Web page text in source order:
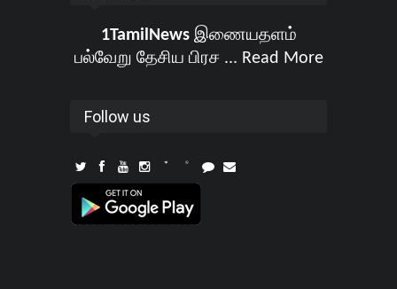
1TamilNewsஇணையதளம்
பல்வேறு தேசிய பிரச ... Read More
Follow us